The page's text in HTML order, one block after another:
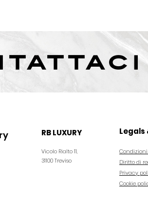
RB LUXURY
Vicolo Rialto 11,
31100 Treviso
Legals
Diritto di
Privacy
Cookie